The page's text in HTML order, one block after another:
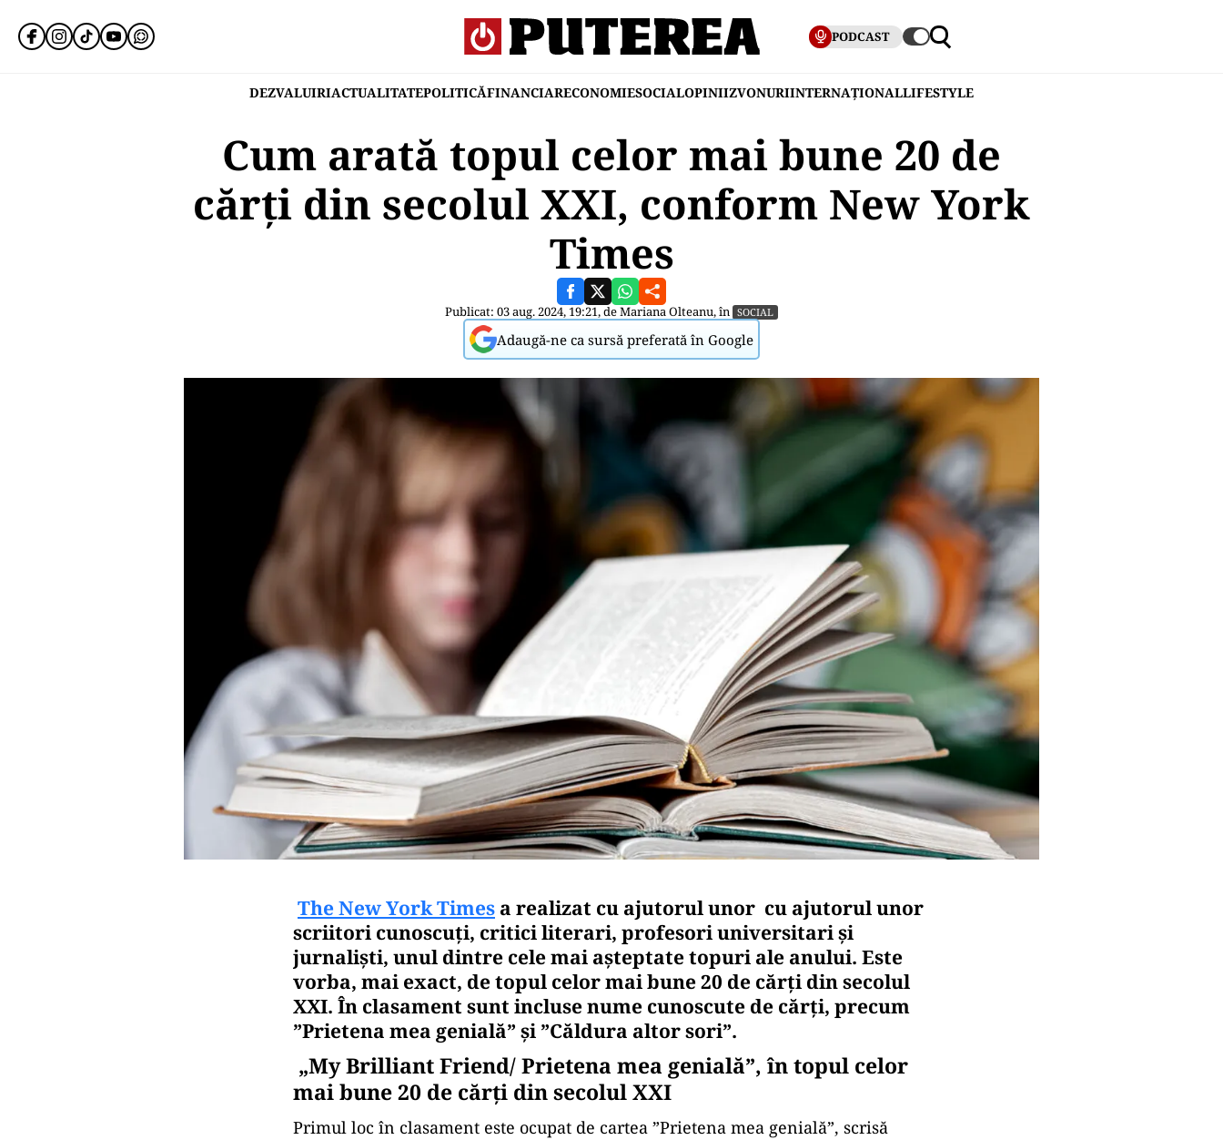
PODCAST
DEZVALUIRIACTUALITATEPOLITICĂFINANCIARECONOMIESOCIALOPINIIZVONURIINTERNAȚIONALLIFESTYLE
Cum arată topul celor mai bune 20 de
cărți din secolul XXI, conform New York
Times
Publicat: 03 aug. 2024, 19:21, deMariana Olteanu, în SOCIAL
Adaugă-ne ca sursă preferată în Google
The New York Times a realizat cu ajutorul unor cu ajutorul unor
scriitori cunoscuți, critici literari, profesori universitari și
jurnaliști, unul dintre cele mai așteptate topuri ale anului. Este
vorba, mai exact, de topul celor mai bune 20 de cărți din secolul
XXI. În clasament sunt incluse nume cunoscute de cărți, precum
”Prietena mea genială” și ”Căldura altor sori”.
„My Brilliant Friend/ Prietena mea genială”, în topul celor
mai bune 20 de cărți din secolul XXI
Primul loc în clasament este ocupat de cartea ”Prietena mea genială”, scrisă